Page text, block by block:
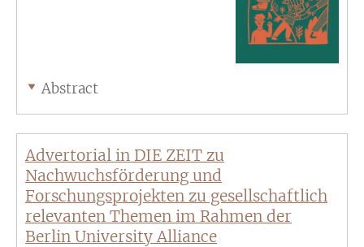
Abstract
Advertorial in DIE ZEIT zu
Nachwuchsförderung und
Forschungsprojekten zu gesellschaftlich
relevanten Themen im Rahmen der
Berlin University Alliance